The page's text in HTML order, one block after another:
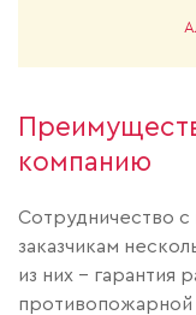
компанию
Сотрудничество
заказчикам
из них – гарантия